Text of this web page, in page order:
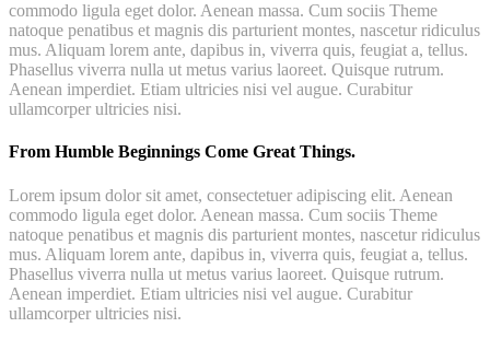
commodo ligula eget dolor. Aenean massa. Cum sociis Theme
natoque penatibus et magnis dis parturient montes, nascetur ridiculus
mus. Aliquam lorem ante, dapibus in, viverra quis, feugiat a, tellus.
Phasellus viverra nulla ut metus varius laoreet. Quisque rutrum.
Aenean imperdiet. Etiam ultricies nisi vel augue. Curabitur
ullamcorper ultricies nisi.
From Humble Beginnings Come Great Things.
Lorem ipsum dolor sit amet, consectetuer adipiscing elit. Aenean
commodo ligula eget dolor. Aenean massa. Cum sociis Theme
natoque penatibus et magnis dis parturient montes, nascetur ridiculus
mus. Aliquam lorem ante, dapibus in, viverra quis, feugiat a, tellus.
Phasellus viverra nulla ut metus varius laoreet. Quisque rutrum.
Aenean imperdiet. Etiam ultricies nisi vel augue. Curabitur
ullamcorper ultricies nisi.